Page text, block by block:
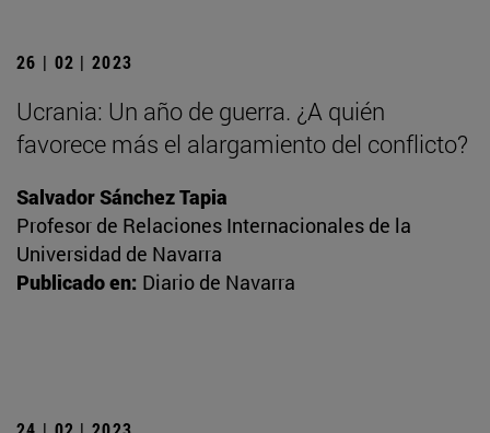
26 | 02 | 2023
Ucrania: Un año de guerra. ¿A quién
favorece más el alargamiento del conflicto?
Salvador Sánchez Tapia
Profesor de Relaciones Internacionales de la
Universidad de Navarra
Publicado en: Diario de Navarra